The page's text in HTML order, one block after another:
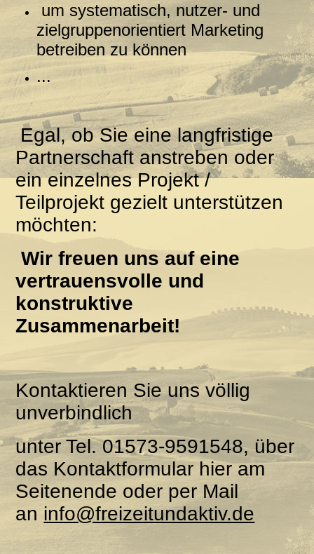
um systematisch, nutzer- und
zielgruppenorientiert Marketing
betreiben zu können
...
Egal, ob Sie eine langfristige
Partnerschaft anstreben oder
ein einzelnes Projekt /
Teilprojekt gezielt unterstützen
möchten:
Wir freuen uns auf eine
vertrauensvolle und
konstruktive
Zusammenarbeit!
Kontaktieren Sie uns völlig
unverbindlich
unter Tel. 01573-9591548, über
das Kontaktformular hier am
Seitenende oder per Mail
an info@freizeitundaktiv.de